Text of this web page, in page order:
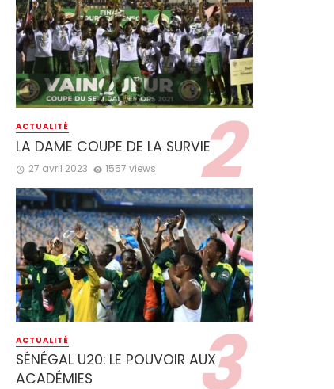
ACTUALITÉ
LA DAME COUPE DE LA SURVIE
27 avril 2023 1557 views
ACTUALITÉ
SÉNÉGAL U20: LE POUVOIR AUX
ACADÉMIES